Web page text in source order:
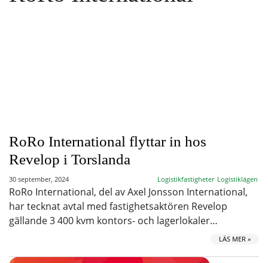
RoRo International flyttar in hos
Revelop i Torslanda
30 september, 2024 Logistikfastigheter Logistiklägen
RoRo International, del av Axel Jonsson International,
har tecknat avtal med fastighetsaktören Revelop
gällande 3 400 kvm kontors- och lagerlokaler…
LÄS MER »